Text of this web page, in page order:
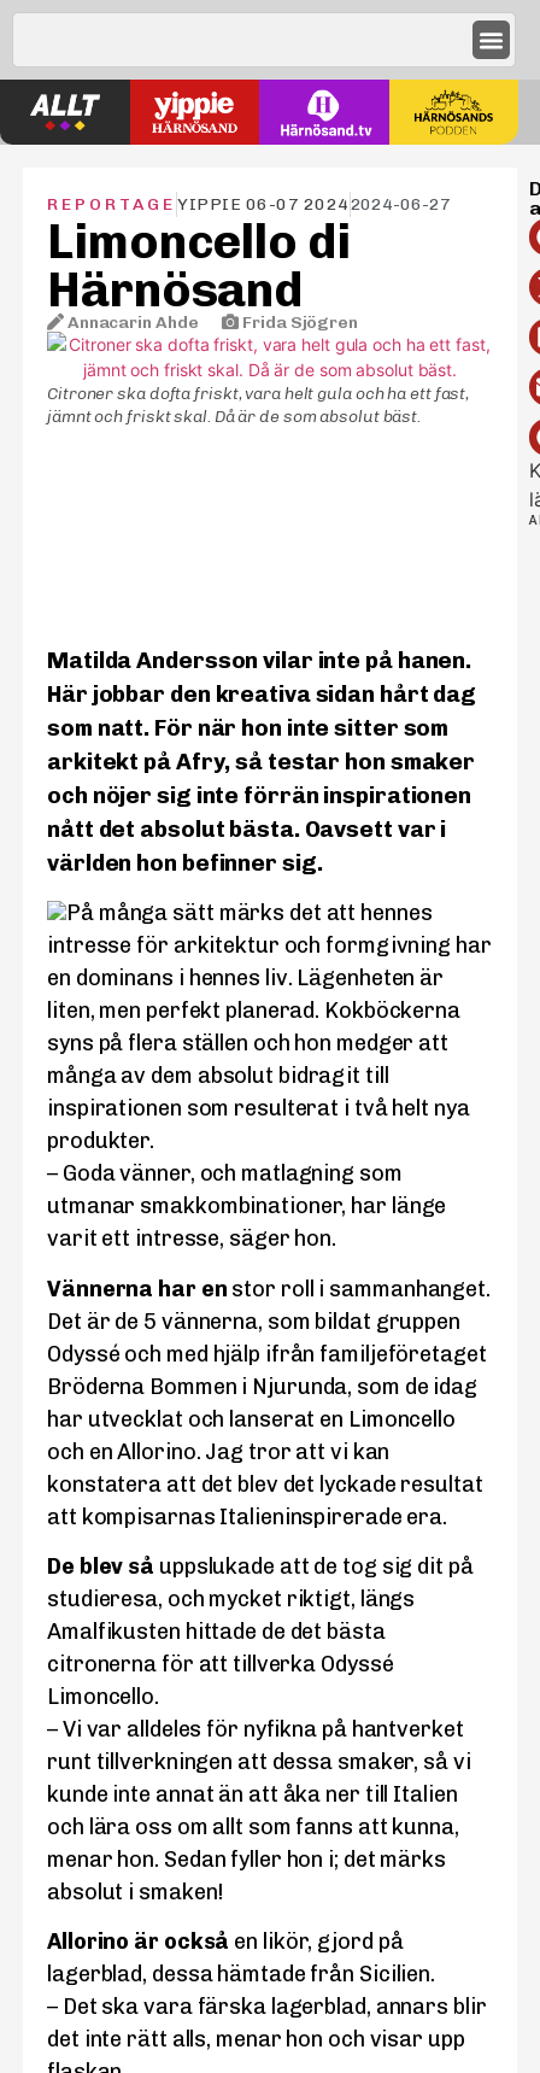
REPORTAGE YIPPIE 06-07 20242024-06-27
Limoncello di
Härnösand
Annacarin Ahde Frida Sjögren
Citroner ska dofta friskt, vara helt gula och ha ett fast,
jämnt och friskt skal. Då är de som absolut bäst.
Matilda Andersson vilar inte på hanen.
Här jobbar den kreativa sidan hårt dag
som natt. För när hon inte sitter som
arkitekt på Afry, så testar hon smaker
och nöjer sig inte förrän inspirationen
nått det absolut bästa. Oavsett var i
världen hon befinner sig.
På många sätt märks det att hennes
intresse för arkitektur och formgivning har
en dominans i hennes liv. Lägenheten är
liten, men perfekt planerad. Kokböckerna
syns på flera ställen och hon medger att
många av dem absolut bidragit till
inspirationen som resulterat i två helt nya
produkter.
– Goda vänner, och matlagning som
utmanar smakkombinationer, har länge
varit ett intresse, säger hon.
Vännerna har en stor roll i sammanhanget.
Det är de 5 vännerna, som bildat gruppen
Odyssé och med hjälp ifrån familjeföretaget
Bröderna Bommen i Njurunda, som de idag
har utvecklat och lanserat en Limoncello
och en Allorino. Jag tror att vi kan
konstatera att det blev det lyckade resultat
att kompisarnas Italieninspirerade era.
De blev så uppslukade att de tog sig dit på
studieresa, och mycket riktigt, längs
Amalfikusten hittade de det bästa
citronerna för att tillverka Odyssé
Limoncello.
– Vi var alldeles för nyfikna på hantverket
runt tillverkningen att dessa smaker, så vi
kunde inte annat än att åka ner till Italien
och lära oss om allt som fanns att kunna,
menar hon. Sedan fyller hon i; det märks
absolut i smaken!
Allorino är också en likör, gjord på
lagerblad, dessa hämtade från Sicilien.
– Det ska vara färska lagerblad, annars blir
det inte rätt alls, menar hon och visar upp